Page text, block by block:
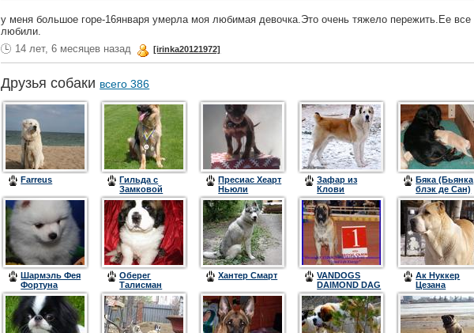
у меня большое горе-16января умерла моя любимая девочка.Это очень тяжело пережить.Ее все
любили.
14 лет, 6 месяцев назад
[irinka20121972]
Друзья собаки всего 386
Farreus
Гильда с
Замковой
Горы
Пресиас Хеарт
Ньюли
Дарлинг
Зафар из
Клови
Бяка (Бьянка
блэк де Сан)
Шармэль Фея
Фортуна
Оберег
Талисман
(дома Алекс)
Хантер Смарт
VANDOGS
DAIMOND DAG
Ак Нуккер
Цезана